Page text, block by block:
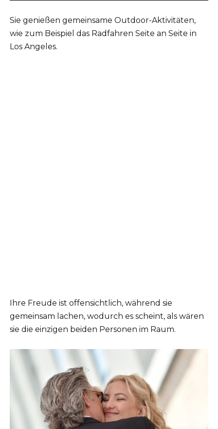
Sie genießen gemeinsame Outdoor-Aktivitäten,
wie zum Beispiel das Radfahren Seite an Seite in
Los Angeles.
Ihre Freude ist offensichtlich, während sie
gemeinsam lachen, wodurch es scheint, als wären
sie die einzigen beiden Personen im Raum.